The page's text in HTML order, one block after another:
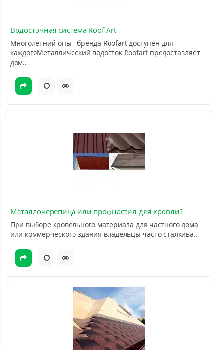
Водосточная система Roof Art
Многолетний опыт бренда Roofart доступен для
каждогоМеталлический водосток Roofart предоставляет
дом..
Металлочерепица или профнастил для кровли?
При выборе кровельного материала для частного дома
или коммерческого здания владельцы часто сталкива..